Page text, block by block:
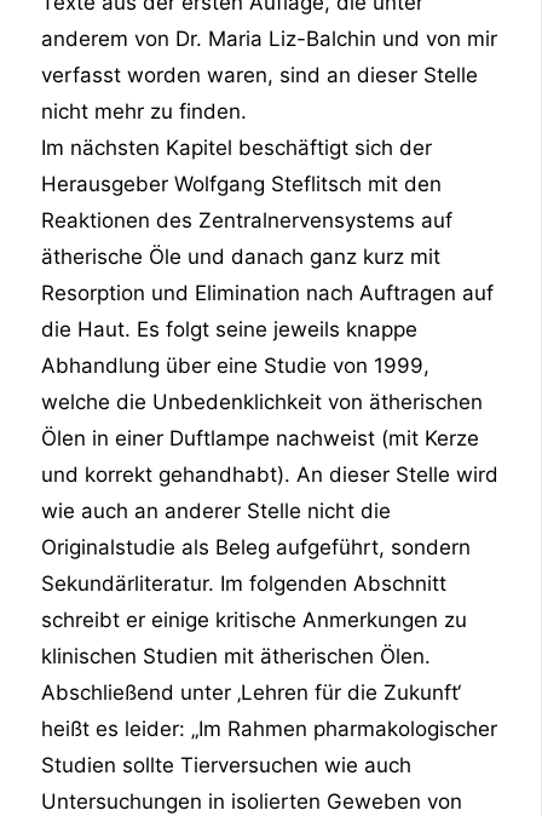
anderem von Dr. Maria Liz-Balchin und von mir
verfasst worden waren, sind an dieser Stelle
nicht mehr zu finden.
Im nächsten Kapitel beschäftigt sich der
Herausgeber Wolfgang Steflitsch mit den
Reaktionen des Zentralnervensystems auf
ätherische Öle und danach ganz kurz mit
Resorption und Elimination nach Auftragen auf
die Haut. Es folgt seine jeweils knappe
Abhandlung über eine Studie von 1999,
welche die Unbedenklichkeit von ätherischen
Ölen in einer Duftlampe nachweist (mit Kerze
und korrekt gehandhabt). An dieser Stelle wird
wie auch an anderer Stelle nicht die
Originalstudie als Beleg aufgeführt, sondern
Sekundärliteratur. Im folgenden Abschnitt
schreibt er einige kritische Anmerkungen zu
klinischen Studien mit ätherischen Ölen.
Abschließend unter ‚Lehren für die Zukunft‘
heißt es leider: „Im Rahmen pharmakologischer
Studien sollte Tierversuchen wie auch
Untersuchungen in isolierten Geweben von